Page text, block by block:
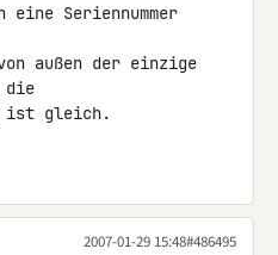
Seriennummer
außen der einzige
die
ist gleich.
2007-01-29 15:48#486495